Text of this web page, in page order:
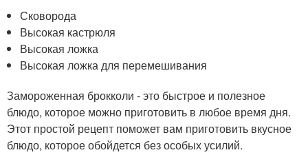
Сковорода
Высокая кастрюля
Высокая ложка
Высокая ложка для перемешивания
Замороженная брокколи - это быстрое и полезное
блюдо, которое можно приготовить в любое время дня.
Этот простой рецепт поможет вам приготовить вкусное
блюдо, которое обойдется без особых усилий.